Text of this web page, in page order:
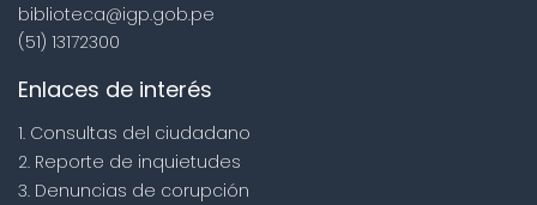
biblioteca@igp.gob.pe
(51) 13172300
Enlaces de interés
1. Consultas del ciudadano
2. Reporte de inquietudes
3. Denuncias de corupción